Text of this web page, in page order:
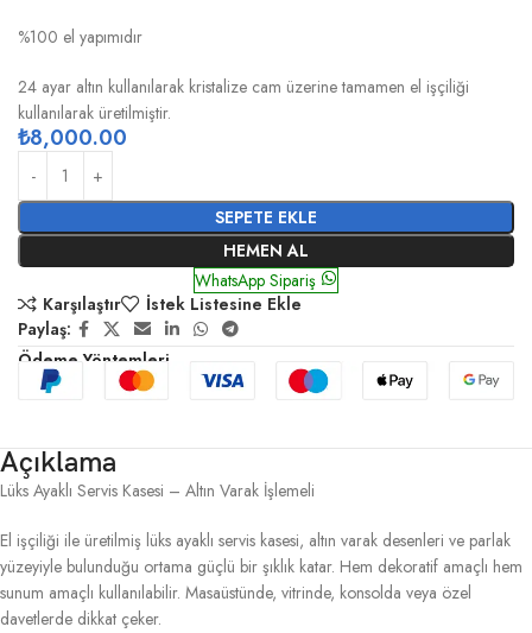
%100 el yapımıdır
24 ayar altın kullanılarak kristalize cam üzerine tamamen el işçiliği
kullanılarak üretilmiştir.
₺8,000.00
SEPETE EKLE
HEMEN AL
WhatsApp Sipariş
Karşılaştır
İstek Listesine Ekle
Paylaş:
Ödeme Yöntemleri
Açıklama
Lüks Ayaklı Servis Kasesi – Altın Varak İşlemeli
El işçiliği ile üretilmiş lüks ayaklı servis kasesi, altın varak desenleri ve parlak
yüzeyiyle bulunduğu ortama güçlü bir şıklık katar. Hem dekoratif amaçlı hem
sunum amaçlı kullanılabilir. Masaüstünde, vitrinde, konsolda veya özel
davetlerde dikkat çeker.